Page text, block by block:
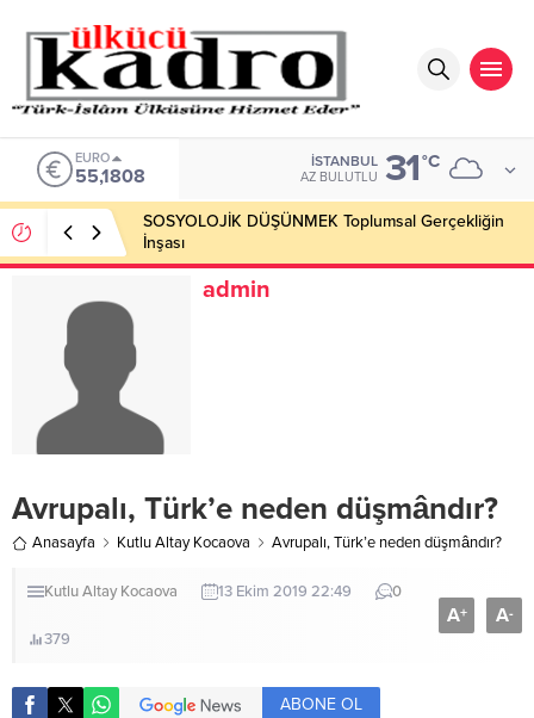
EURO
55,1808
İSTANBUL
AZ BULUTLU 31°C
SOSYOLOJİK DÜŞÜNMEK Toplumsal Gerçekliğin
İnşası
admin
Avrupalı, Türk’e neden düşmândır?
Anasayfa Kutlu Altay Kocaova Avrupalı, Türk’e neden düşmândır?
Kutlu Altay Kocaova 13 Ekim 2019 22:49 0
379
A+ A-
ABONE OL